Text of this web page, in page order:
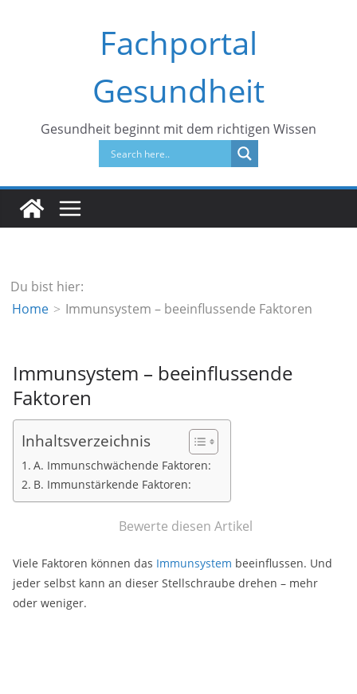
Fachportal
Gesundheit
Gesundheit beginnt mit dem richtigen Wissen
Du bist hier:
Home
Immunsystem – beeinflussende Faktoren
Immunsystem – beeinflussende
Faktoren
Inhaltsverzeichnis
A. Immunschwächende Faktoren:
B. Immunstärkende Faktoren:
Bewerte diesen Artikel
Viele Faktoren können das Immunsystem beeinflussen. Und
jeder selbst kann an dieser Stellschraube drehen – mehr
oder weniger.